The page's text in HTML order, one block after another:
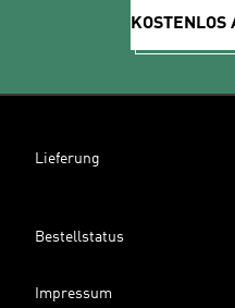
KOSTENLOS
Lieferung
Bestellstatus
Impressum